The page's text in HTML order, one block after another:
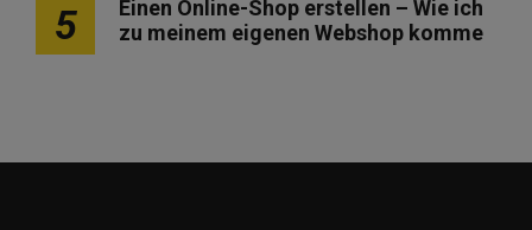
5
Einen Online-Shop erstellen – Wie ich
zu meinem eigenen Webshop komme